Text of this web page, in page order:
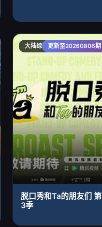
大陆综艺 更新至20260806期
脱口秀和Ta的朋友们 第
3季